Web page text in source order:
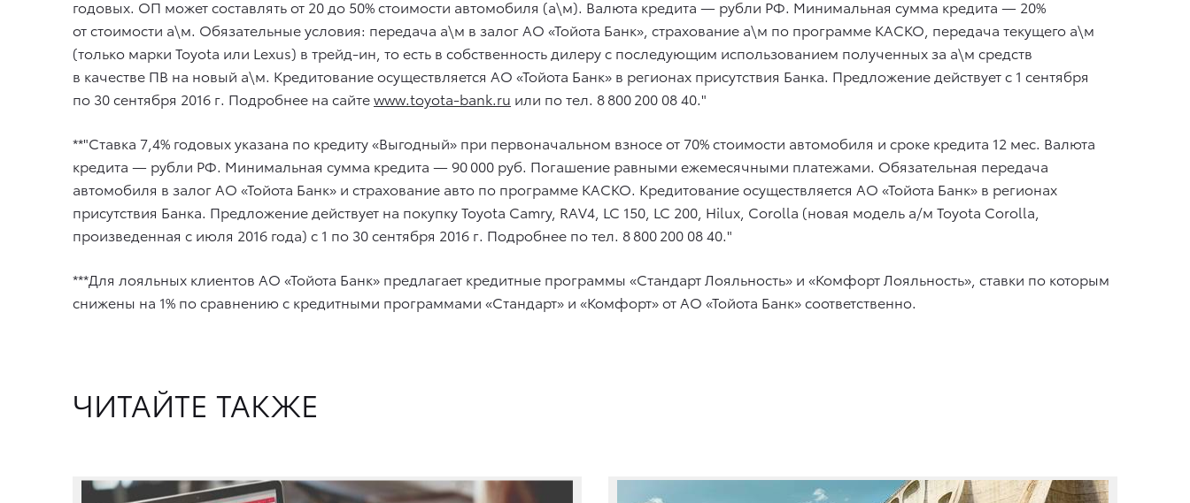
годовых. ОП может составлять от 20 до 50% стоимости автомобиля (а\м). Валюта кредита — рубли РФ. Минимальная сумма кредита — 20%
от стоимости а\м. Обязательные условия: передача а\м в залог АО «Тойота Банк», страхование а\м по программе КАСКО, передача текущего а\м
(только марки Toyota или Lexus) в трейд-ин, то есть в собственность дилеру с последующим использованием полученных за а\м средств
в качестве ПВ на новый а\м. Кредитование осуществляется АО «Тойота Банк» в регионах присутствия Банка. Предложение действует с 1 сентября
по 30 сентября 2016 г. Подробнее на сайтеwww.toyota-bank.ru или по тел. 8 800 200 08 40."
**"Ставка 7,4% годовых указана по кредиту «Выгодный» при первоначальном взносе от 70% стоимости автомобиля и сроке кредита 12 мес. Валюта
кредита — рубли РФ. Минимальная сумма кредита — 90 000 руб. Погашение равными ежемесячными платежами. Обязательная передача
автомобиля в залог АО «Тойота Банк» и страхование авто по программе КАСКО. Кредитование осуществляется АО «Тойота Банк» в регионах
присутствия Банка. Предложение действует на покупку Toyota Camry, RAV4, LC 150, LC 200, Hilux, Corolla (новая модель а/м Toyota Corolla,
произведенная с июля 2016 года) с 1 по 30 сентября 2016 г. Подробнее по тел. 8 800 200 08 40."
***Для лояльных клиентов АО «Тойота Банк» предлагает кредитные программы «Стандарт Лояльность» и «Комфорт Лояльность», ставки по которым
снижены на 1% по сравнению с кредитными программами «Стандарт» и «Комфорт» от АО «Тойота Банк» соответственно.
ЧИТАЙТЕ ТАКЖЕ